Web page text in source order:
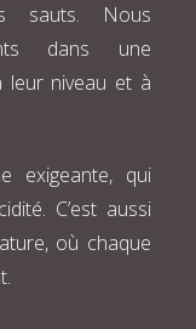
sauts. Nous
dans une
leur niveau et à
exigeante, qui
C’est aussi
où chaque